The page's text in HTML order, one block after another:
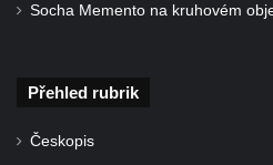
kapli svaté Alžběty Durynské v
Socha Memento na kruhovém
Přehled rubrik
Českopis